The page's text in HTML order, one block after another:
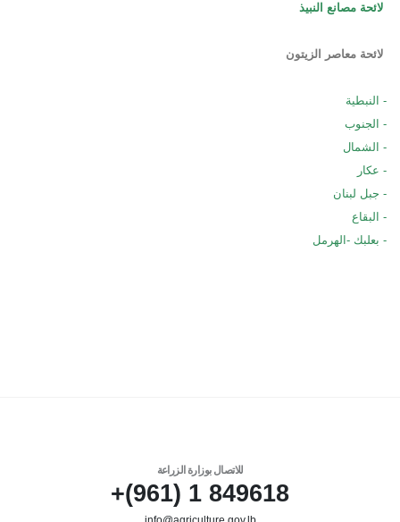
لائحة مصانع النبيذ
لائحة معاصر الزيتون
- النبطية
- الجنوب
- الشمال
- عكار
- جبل لبنان
- البقاع
- بعلبك -الهرمل
للاتصال بوزارة الزراعة
849618 1 (961)+